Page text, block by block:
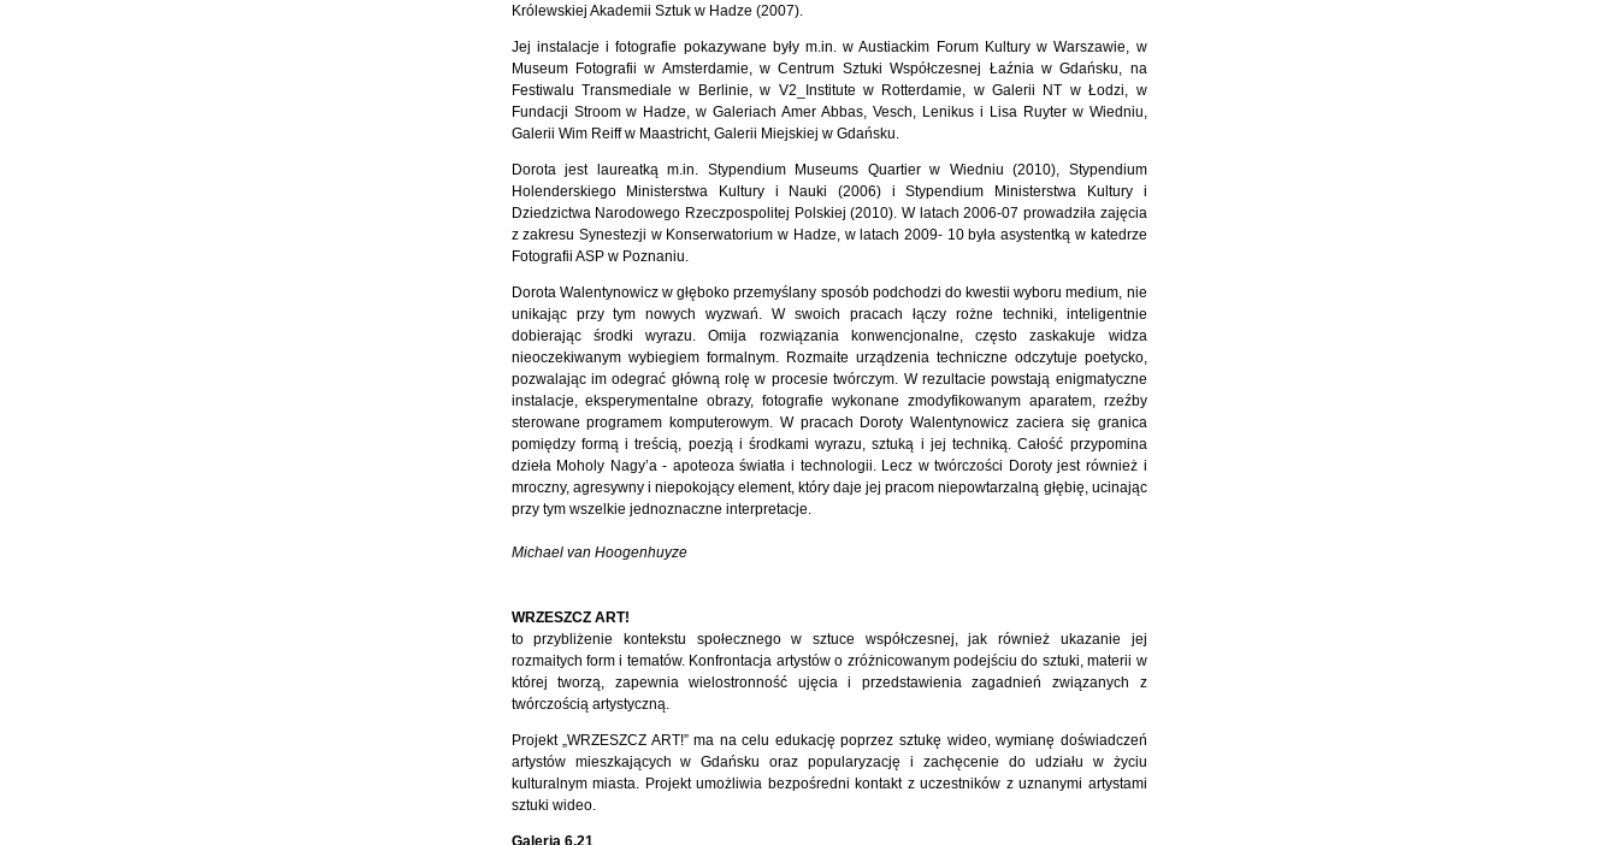
Królewskiej Akademii Sztuk w Hadze (2007).
Jej instalacje i fotografie pokazywane były m.in. w Austiackim Forum Kultury w Warszawie, w
Museum Fotografii w Amsterdamie, w Centrum Sztuki Współczesnej Łaźnia w Gdańsku, na
Festiwalu Transmediale w Berlinie, w V2_Institute w Rotterdamie, w Galerii NT w Łodzi, w
Fundacji Stroom w Hadze, w Galeriach Amer Abbas, Vesch, Lenikus i Lisa Ruyter w Wiedniu,
Galerii Wim Reiff w Maastricht, Galerii Miejskiej w Gdańsku.
Dorota jest laureatką m.in. Stypendium Museums Quartier w Wiedniu (2010), Stypendium
Holenderskiego Ministerstwa Kultury i Nauki (2006) i Stypendium Ministerstwa Kultury i
Dziedzictwa Narodowego Rzeczpospolitej Polskiej (2010). W latach 2006-07 prowadziła zajęcia
z zakresu Synestezji w Konserwatorium w Hadze, w latach 2009- 10 była asystentką w katedrze
Fotografii ASP w Poznaniu.
Dorota Walentynowicz w głęboko przemyślany sposób podchodzi do kwestii wyboru medium, nie
unikając przy tym nowych wyzwań. W swoich pracach łączy rożne techniki, inteligentnie
dobierając środki wyrazu. Omija rozwiązania konwencjonalne, często zaskakuje widza
nieoczekiwanym wybiegiem formalnym. Rozmaite urządzenia techniczne odczytuje poetycko,
pozwalając im odegrać główną rolę w procesie twórczym. W rezultacie powstają enigmatyczne
instalacje, eksperymentalne obrazy, fotografie wykonane zmodyfikowanym aparatem, rzeźby
sterowane programem komputerowym. W pracach Doroty Walentynowicz zaciera się granica
pomiędzy formą i treścią, poezją i środkami wyrazu, sztuką i jej techniką. Całość przypomina
dzieła Moholy Nagy’a - apoteoza światła i technologii. Lecz w twórczości Doroty jest również i
mroczny, agresywny i niepokojący element, który daje jej pracom niepowtarzalną głębię, ucinając
przy tym wszelkie jednoznaczne interpretacje.
Michael van Hoogenhuyze
WRZESZCZ ART!
to przybliżenie kontekstu społecznego w sztuce współczesnej, jak również ukazanie jej
rozmaitych form i tematów. Konfrontacja artystów o zróżnicowanym podejściu do sztuki, materii w
której tworzą, zapewnia wielostronność ujęcia i przedstawienia zagadnień związanych z
twórczością artystyczną.
Projekt „WRZESZCZ ART!” ma na celu edukację poprzez sztukę wideo, wymianę doświadczeń
artystów mieszkających w Gdańsku oraz popularyzację i zachęcenie do udziału w życiu
kulturalnym miasta. Projekt umożliwia bezpośredni kontakt z uczestników z uznanymi artystami
sztuki wideo.